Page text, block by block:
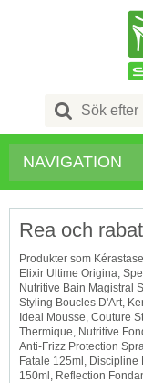
Search
for:
NAVIGATION
Rea och
Produkter som
Elixir Ultime Origina,
Nutritive Bain Magistral
Styling Boucles D'Art,
Ideal Mousse, Couture
Thermique, Nutritive
Anti-Frizz Protection
Fatale 125ml,
150ml, Reflection